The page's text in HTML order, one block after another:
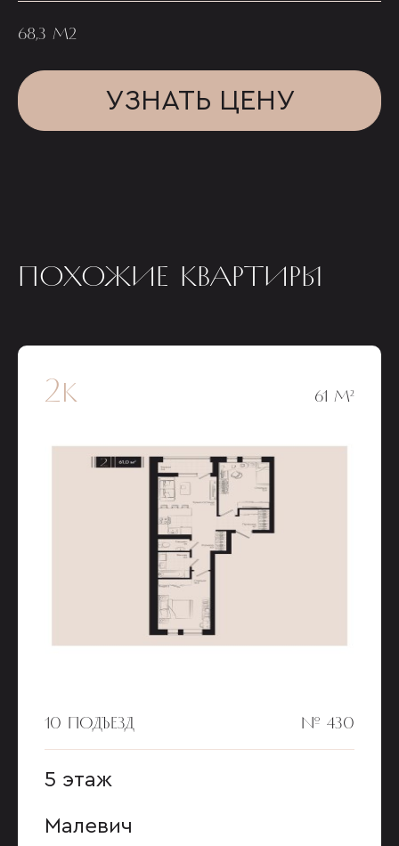
68,3 М2
УЗНАТЬ ЦЕНУ
ПОХОЖИЕ КВАРТИРЫ
2к 61 М²
10 ПОДЪЕЗД № 430
5 этаж
Малевич